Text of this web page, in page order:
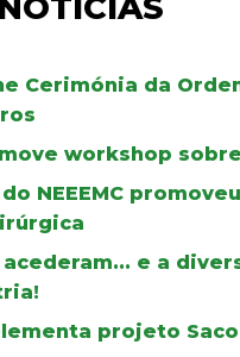
Cerimónia da
workshop
NEEEMC
acederam... e a
projeto